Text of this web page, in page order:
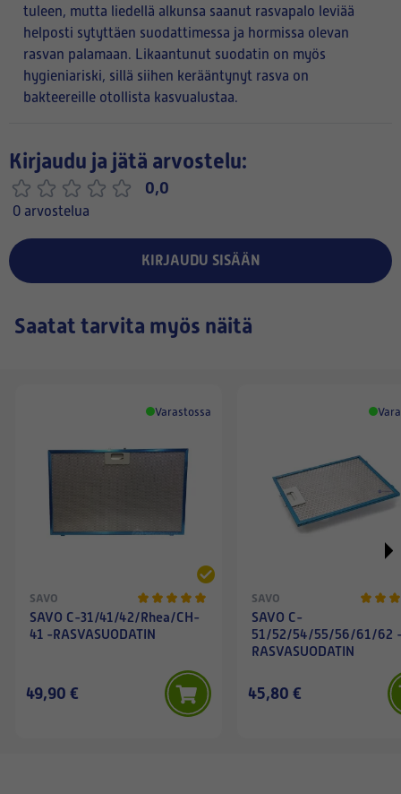
tuleen, mutta liedellä alkunsa saanut rasvapalo leviää
helposti sytyttäen suodattimessa ja hormissa olevan
rasvan palamaan. Likaantunut suodatin on myös
hygieniariski, sillä siihen kerääntynyt rasva on
bakteereille otollista kasvualustaa.
Kirjaudu ja jätä arvostelu:
0,0
0 arvostelua
KIRJAUDU SISÄÄN
Saatat tarvita myös näitä
Varastossa
SAVO
SAVO C-31/41/42/Rhea/CH-
41 -RASVASUODATIN
49,90 €
SAVO
SAVO C-
51/52/54/55/56/61/62
RASVASUODATIN
45,80 €